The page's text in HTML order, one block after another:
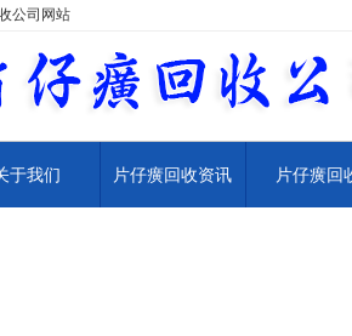
公司网站
于我们 片仔癀回收资讯 片仔癀回